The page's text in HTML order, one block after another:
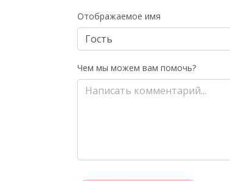
Отображаемое имя
Чем мы можем вам помочь?